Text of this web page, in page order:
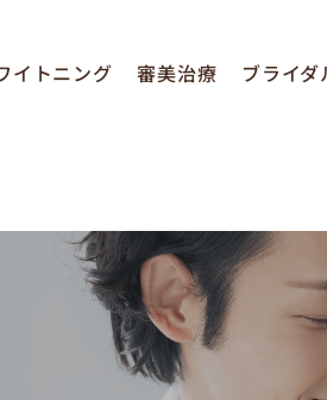
イトニング 審美治療 ブライダ